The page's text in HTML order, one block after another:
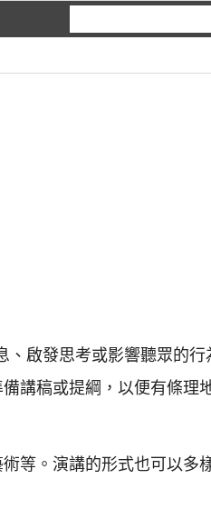
、啟發思考或影響聽眾的行
講稿或提綱，以便有條理
等。演講的形式也可以多